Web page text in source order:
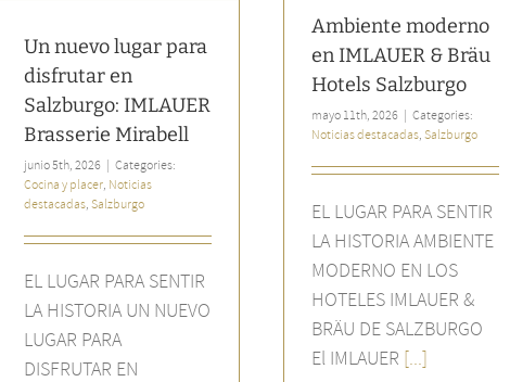
Un nuevo lugar para
disfrutar en
Salzburgo: IMLAUER
Brasserie Mirabell
junio 5th, 2026 | Categories:
Cocina y placer, Noticias
destacadas, Salzburgo
EL LUGAR PARA SENTIR
LA HISTORIA UN NUEVO
LUGAR PARA
DISFRUTAR EN
Ambiente moderno
en IMLAUER & Bräu
Hotels Salzburgo
mayo 11th, 2026 | Categories:
Noticias destacadas, Salzburgo
EL LUGAR PARA SENTIR
LA HISTORIA AMBIENTE
MODERNO EN LOS
HOTELES IMLAUER &
BRÄU DE SALZBURGO
El IMLAUER [...]